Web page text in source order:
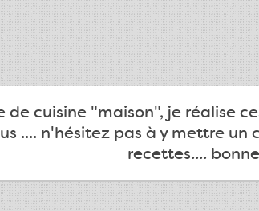
de cuisine "maison", je réalise
.... n'hésitez pas à y mettre un
recettes....